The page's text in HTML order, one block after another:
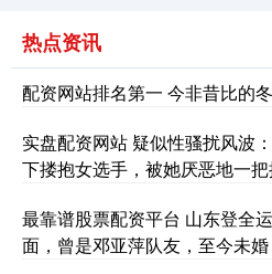
热点资讯
配资网站排名第一 今非昔比的
实盘配资网站 疑似性骚扰风波
下搂抱女选手，被她厌恶地一
最靠谱股票配资平台 山东登全
面，曾是邓亚萍队友，至今未婚